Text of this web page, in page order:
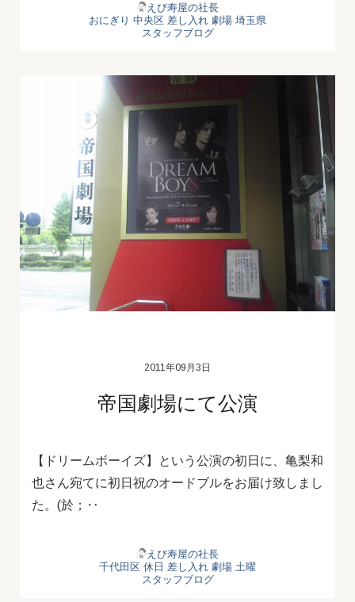
えび寿屋の社長
おにぎり 中央区 差し入れ 劇場 埼玉県
スタッフブログ
2011年09月3日
帝国劇場にて公演
【ドリームボーイズ】という公演の初日に、亀梨和
也さん宛てに初日祝のオードブルをお届け致しまし
た。(於；‥
えび寿屋の社長
千代田区 休日 差し入れ 劇場 土曜
スタッフブログ